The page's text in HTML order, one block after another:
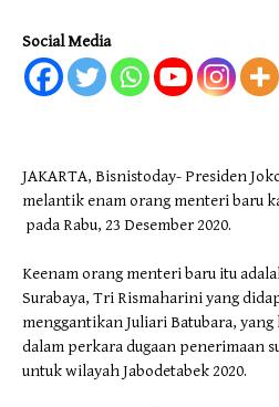
Social Media
JAKARTA, Bisnistoday- Presiden
melantik enam orang menteri baru
pada Rabu, 23 Desember 2020.
Keenam orang menteri baru itu
Surabaya, Tri Rismaharini yang
menggantikan Juliari Batubara,
dalam perkara dugaan penerimaan
untuk wilayah Jabodetabek 2020.